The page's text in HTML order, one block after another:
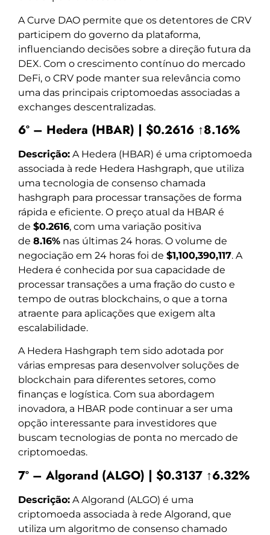
A Curve DAO permite que os detentores de CRV
participem do governo da plataforma,
influenciando decisões sobre a direção futura da
DEX. Com o crescimento contínuo do mercado
DeFi, o CRV pode manter sua relevância como
uma das principais criptomoedas associadas a
exchanges descentralizadas.
6º – Hedera (HBAR) | $0.2616 ↑8.16%
Descrição: A Hedera (HBAR) é uma criptomoeda
associada à rede Hedera Hashgraph, que utiliza
uma tecnologia de consenso chamada
hashgraph para processar transações de forma
rápida e eficiente. O preço atual da HBAR é
de $0.2616, com uma variação positiva
de 8.16% nas últimas 24 horas. O volume de
negociação em 24 horas foi de $1,100,390,117. A
Hedera é conhecida por sua capacidade de
processar transações a uma fração do custo e
tempo de outras blockchains, o que a torna
atraente para aplicações que exigem alta
escalabilidade.
A Hedera Hashgraph tem sido adotada por
várias empresas para desenvolver soluções de
blockchain para diferentes setores, como
finanças e logística. Com sua abordagem
inovadora, a HBAR pode continuar a ser uma
opção interessante para investidores que
buscam tecnologias de ponta no mercado de
criptomoedas.
7º – Algorand (ALGO) | $0.3137 ↑6.32%
Descrição: A Algorand (ALGO) é uma
criptomoeda associada à rede Algorand, que
utiliza um algoritmo de consenso chamado